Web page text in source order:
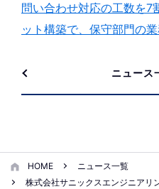
問い合わせ対応の工数を7
ット構築で、保守部門の
ニュース
HOME
ニュース一覧
株式会社サニックスエンジニアリ